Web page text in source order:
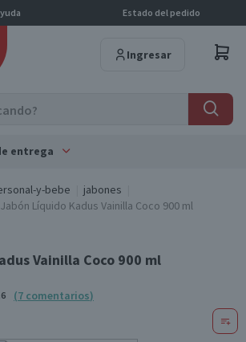
Estado del pedido
Ingresar
entrega
y-bebe
jabones
Jabón Líquido Kadus Vainilla Coco 900 ml
Vainilla Coco 900 ml
(7 comentarios)